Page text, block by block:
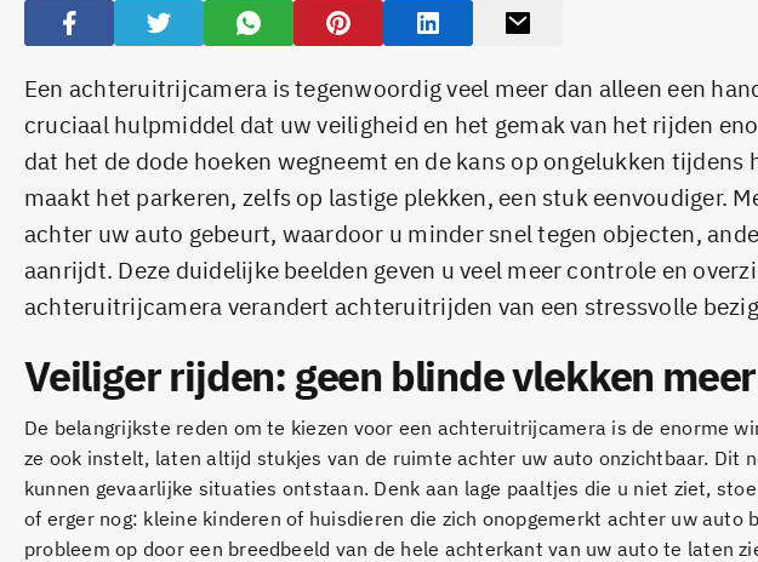
Een achteruitrijcamera is tegenwoordig veel meer dan alleen een
cruciaal hulpmiddel dat uw veiligheid en het gemak van het rijden
dat het de dode hoeken wegneemt en de kans op ongelukken
maakt het parkeren, zelfs op lastige plekken, een stuk eenvoudiger.
achter uw auto gebeurt, waardoor u minder snel tegen objecten,
aanrijdt. Deze duidelijke beelden geven u veel meer controle en
achteruitrijcamera verandert achteruitrijden van een stressvolle
Veiliger rijden: geen blinde vlekken meer
De belangrijkste reden om te kiezen voor een achteruitrijcamera is de enorme
ze ook instelt, laten altijd stukjes van de ruimte achter uw auto onzichtbaar. Dit
kunnen gevaarlijke situaties ontstaan. Denk aan lage paaltjes die u niet ziet,
of erger nog: kleine kinderen of huisdieren die zich onopgemerkt achter uw
probleem op door een breedbeeld van de hele achterkant van uw auto te laten